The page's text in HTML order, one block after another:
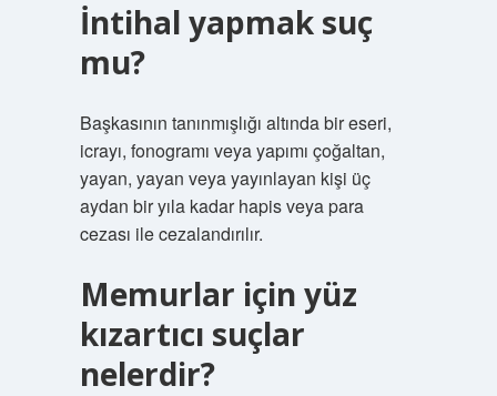
İntihal yapmak suç
mu?
Başkasının tanınmışlığı altında bir eseri,
icrayı, fonogramı veya yapımı çoğaltan,
yayan, yayan veya yayınlayan kişi üç
aydan bir yıla kadar hapis veya para
cezası ile cezalandırılır.
Memurlar için yüz
kızartıcı suçlar
nelerdir?